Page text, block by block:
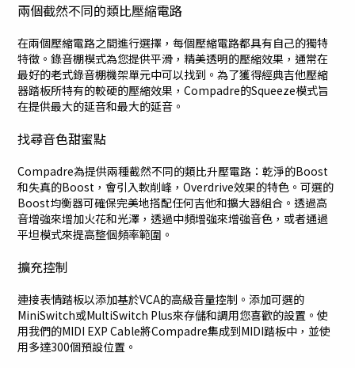
兩個截然不同的類比壓縮電路
在兩個壓縮電路之間進行選擇，每個壓縮電路都具有自己的獨特
特徵。錄音棚模式為您提供平滑，精美透明的壓縮效果，通常在
最好的老式錄音棚機架單元中可以找到。為了獲得經典吉他壓縮
器踏板所特有的較硬的壓縮效果，Compadre的Squeeze模式旨
在提供最大的延音和最大的延音。
找尋音色甜蜜點
Compadre為提供兩種截然不同的類比升壓電路：乾淨的Boost
和失真的Boost，會引入軟削峰，Overdrive效果的特色。可選的
Boost均衡器可確保完美地搭配任何吉他和擴大器組合。透過高
音增強來增加火花和光澤，透過中頻增強來增強音色，或者通過
平坦模式來提高整個頻率範圍。
擴充控制
連接表情踏板以添加基於VCA的高級音量控制。添加可選的
MiniSwitch或MultiSwitch Plus來存儲和調用您喜歡的設置。使
用我們的MIDI EXP Cable將Compadre集成到MIDI踏板中，並使
用多達300個預設位置。